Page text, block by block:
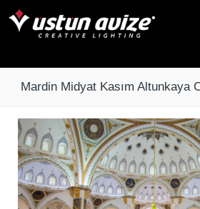
Mardin Midyat Kasım Altunkaya